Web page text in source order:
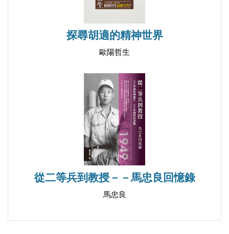
探尋胡適的精神世界
歐陽哲生
從二等兵到教授－－馬忠良回憶錄
馬忠良